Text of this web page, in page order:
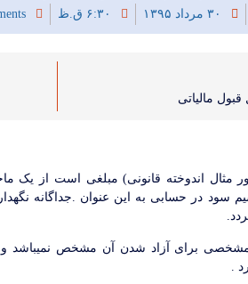
۳۰ مرداد ۱۳۹۵ ۶:۳۰ ق.ظ
مالیاتی
مثال اندوخته قانونی) مبلغی است از
سود در حسابی به این عنوان .جداگانه
مشخصی برای آزاد شدن آن مشخص نمیباشد و
.